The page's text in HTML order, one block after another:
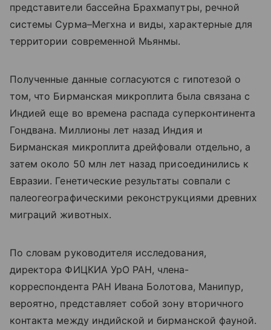
представители бассейна Брахмапутры, речной
системы Сурма–Мегхна и виды, характерные для
территории современной Мьянмы.
Полученные данные согласуются с гипотезой о
том, что Бирманская микроплита была связана с
Индией еще во времена распада суперконтинента
Гондвана. Миллионы лет назад Индия и
Бирманская микроплита дрейфовали отдельно, а
затем около 50 млн лет назад присоединились к
Евразии. Генетические результаты совпали с
палеогеографическими реконструкциями древних
миграций животных.
По словам руководителя исследования,
директора ФИЦКИА УрО РАН, члена-
корреспондента РАН Ивана Болотова, Манипур,
вероятно, представляет собой зону вторичного
контакта между индийской и бирманской фауной.